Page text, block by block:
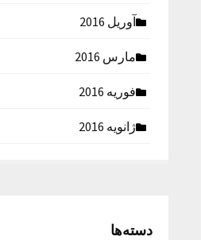
آوریل 2016
مارس 2016
فوریه 2016
ژانویه 2016
دسته‌ها